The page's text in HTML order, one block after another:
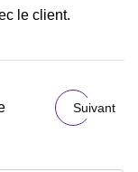
le client.
Suivant